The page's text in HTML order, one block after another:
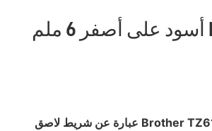
برذر ليبل PT أسود على أصفر 6 ملم
شريط الملصقات Brother TZ611 عبارة عن شريط لاصق